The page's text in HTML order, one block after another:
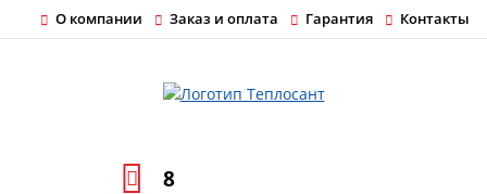
О компании Заказ и оплата Гарантия Контакты
8